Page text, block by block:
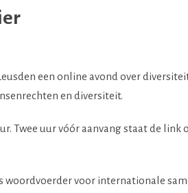
een online avond over
en diversiteit.
Twee uur vóór aanvang staat de link
woordvoerder voor internationale